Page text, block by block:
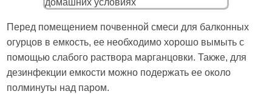
Перед помещением почвенной смеси для балконных
огурцов в емкость, ее необходимо хорошо вымыть с
помощью слабого раствора марганцовки. Также, для
дезинфекции емкости можно подержать ее около
полминуты над паром.